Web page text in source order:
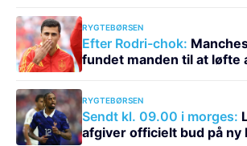
RYGTEBØRSEN
Efter Rodri-chok:
fundet manden til at løfte
RYGTEBØRSEN
Sendt kl. 09.00 i morges:
afgiver officielt bud på ny